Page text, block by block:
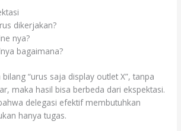
dikerjakan?
nya?
bagaimana?
“urus saja display outlet X”, tanpa
maka hasil bisa berbeda dari ekspektasi.
delegasi efektif membutuhkan
hanya tugas.